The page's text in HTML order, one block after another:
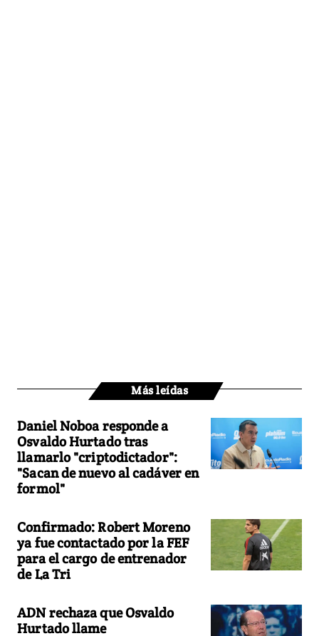
Más leídas
Daniel Noboa responde a
Osvaldo Hurtado tras
llamarlo "criptodictador":
"Sacan de nuevo al cadáver en
formol"
Confirmado: Robert Moreno
ya fue contactado por la FEF
para el cargo de entrenador
de La Tri
ADN rechaza que Osvaldo
Hurtado llame